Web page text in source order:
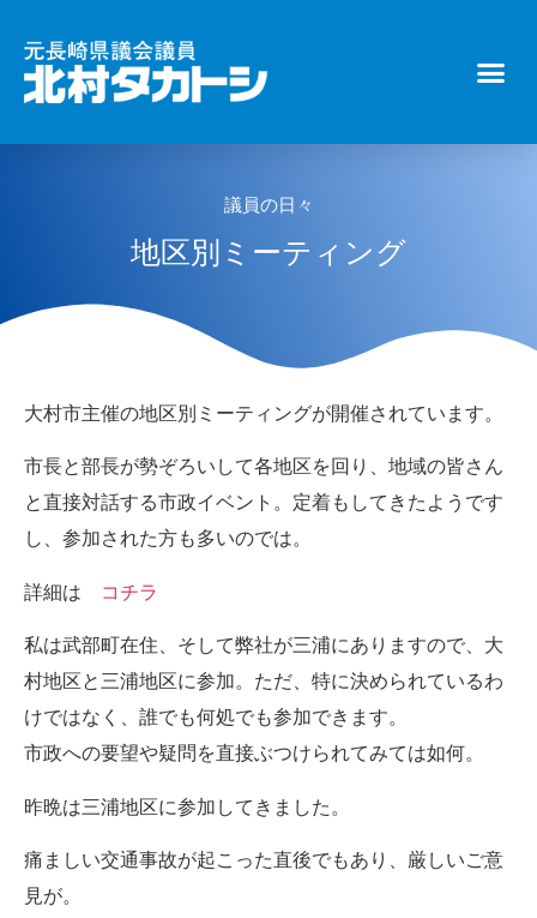
議員の日々
地区別ミーティング
大村市主催の地区別ミーティングが開催されています。
市長と部長が勢ぞろいして各地区を回り、地域の皆さん
と直接対話する市政イベント。定着もしてきたようです
し、参加された方も多いのでは。
詳細は コチラ
私は武部町在住、そして弊社が三浦にありますので、大
村地区と三浦地区に参加。ただ、特に決められているわ
けではなく、誰でも何処でも参加できます。
市政への要望や疑問を直接ぶつけられてみては如何。
昨晩は三浦地区に参加してきました。
痛ましい交通事故が起こった直後でもあり、厳しいご意
見が。